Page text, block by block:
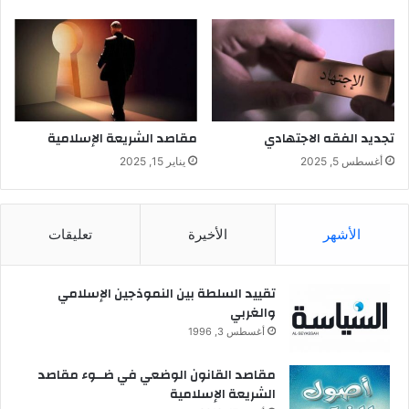
لمنهج الاجتهاد، حيث إنها توجه فكر الفقيه نحو الواقع، ونحو الاجتماع
الإنساني، حيث يبنى فقهه للشريعة على ذلك، ومن ثم يبني استنباطه
لأحكامها كذلك.
إن هذه الثغرات في المنهج أدت إلى تكوين الفكر الفقهى بمعزل عن
مشاكل المجتمع وقضاياه. وقد عانينا من فقدانها فى تربيتنا الفقهية،
وعانى منها الفقه الإسلامي الحديث من حيث إن هذا الفقة بُني على
المتفاعل أو الثابت، أعني الطبيعة في ثوابتها ومتغيراتها، والاجتماع
الإنساني في ثوابته ومتغيراته التي هي موضوع دائم للمعرفة النامية
والمتجددة.
إذن يعاني منهج الاستنباط من عدة اختلالات لعل أهمها:
2- اعتبار الخطابات للأفراد وآحاد المكلفين، والغفلة عن خطابات
الأمة والجماعة.
ة
تجديد الفقه الاجتهادي
أغسطس 5, 2025
مقاصد الشريعة الإسلامية
يناير 15, 2025
الأشهر الأخيرة تعليقات
تقييد السلطة بين النموذجين الإسلامي
والغربي
أغسطس 3, 1996
مقاصد القانون الوضعي في ضــوء مقاصد
الشريعة الإسلامية